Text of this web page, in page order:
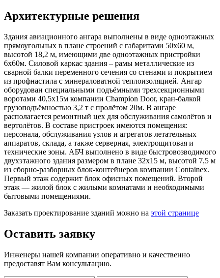
Архитектурные решения
Здания авиационного ангара выполнены в виде одноэтажных
прямоугольных в плане строений с габаритами 50х60 м,
высотой 18,2 м, имеющими две одноэтажных пристройки
6х60м. Силовой каркас здания – рамы металлические из
сварной балки переменного сечения со стенами и покрытием
из профнастила с минераловатной теплоизоляцией. Ангар
оборудован специальными подъёмными трехсекционными
воротами 40,5х15м компании Champion Door, кран-балкой
грузоподъёмностью 3,2 т с пролётом 20м. В ангаре
располагается ремонтный цех для обслуживания самолётов и
вертолётов. В составе пристроек имеются помещения:
персонала, обслуживания узлов и агрегатов летательных
аппаратов, склада, а также серверная, электрощитовая и
технические зоны. АБЧ выполнено в виде быстровозводимого
двухэтажного здания размером в плане 32х15 м, высотой 7,5 м
из сборно-разборных блок-контейнеров компании Containex.
Первый этаж содержит блок офисных помещений. Второй
этаж — жилой блок с жилыми комнатами и необходимыми
бытовыми помещениями.
Заказать проектирование зданий можно на этой странице
Оставить заявку
Инженеры нашей компании оперативно и качественно
предоставят Вам консультацию.